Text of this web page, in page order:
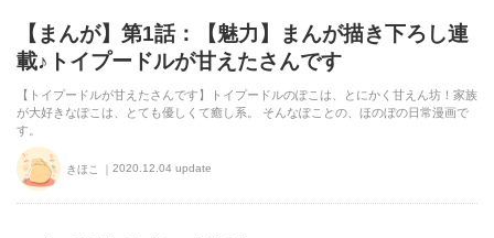
【まんが】第1話：【魅力】まんが描き下ろし連
載♪トイプードルが甘えたさんです
【トイプードルが甘えたさんです】トイプードルのぽこは、とにかく甘えん坊！家族
が大好きなぽこは、とても優しくて癒し系。 そんなぽことの、ほのぼの日常漫画で
す。
きほこ 2020.12.04 update